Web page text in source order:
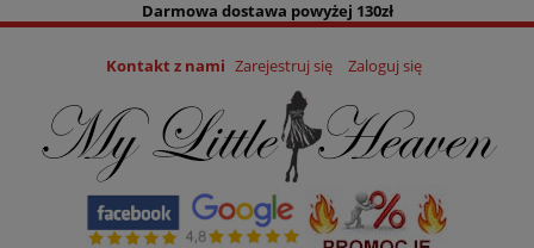
Darmowa dostawa powyżej 130zł
Kontakt z nami Zarejestruj się Zaloguj się